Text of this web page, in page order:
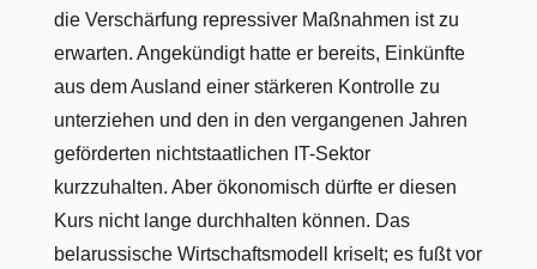
die Verschärfung repressiver Maßnahmen ist zu
erwarten. Angekündigt hatte er bereits, Einkünfte
aus dem Ausland einer stärkeren Kontrolle zu
unterziehen und den in den vergangenen Jahren
geförderten nichtstaatlichen IT-Sektor
kurzzuhalten. Aber ökonomisch dürfte er diesen
Kurs nicht lange durchhalten können. Das
belarussische Wirtschaftsmodell kriselt; es fußt vor